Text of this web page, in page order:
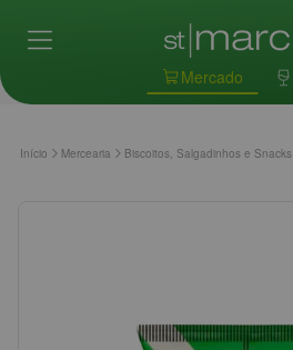
Mercado
Início Mercearia Biscoitos, Salgadinhos e Snacks